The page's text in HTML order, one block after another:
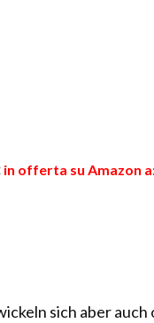
in offerta su Amazon
sich aber